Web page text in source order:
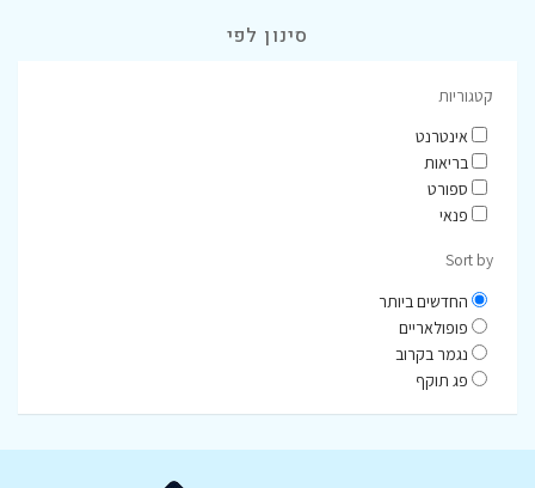
סינון לפי
קטגוריות
אינטרנט
בריאות
ספורט
פנאי
Sort by
החדשים ביותר
פופולאריים
נגמר בקרוב
פג תוקף